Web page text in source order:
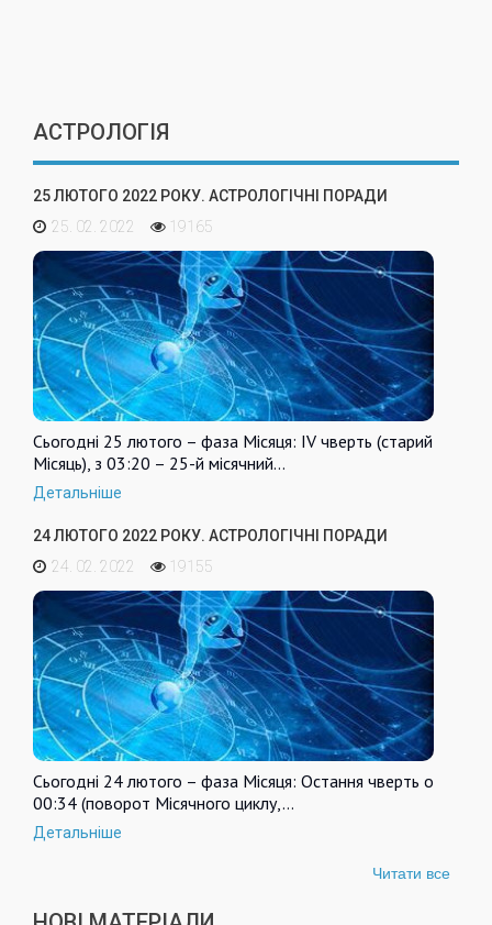
АСТРОЛОГІЯ
25 ЛЮТОГО 2022 РОКУ. АСТРОЛОГІЧНІ ПОРАДИ
25. 02. 2022
19165
Сьогодні 25 лютого – фаза Місяця: IV чверть (старий
Місяць), з 03:20 – 25-й місячний…
Детальніше
24 ЛЮТОГО 2022 РОКУ. АСТРОЛОГІЧНІ ПОРАДИ
24. 02. 2022
19155
Сьогодні 24 лютого – фаза Місяця: Остання чверть о
00:34 (поворот Місячного циклу,…
Детальніше
Читати все